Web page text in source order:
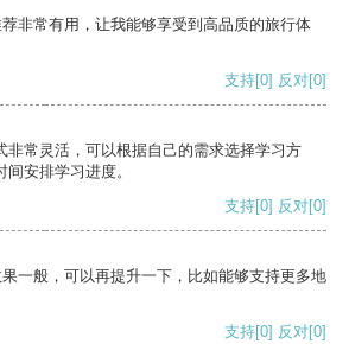
非常有用，让我能够享受到高品质的旅行体
支持[0] 反对[0]
非常灵活，可以根据自己的需求选择学习方
安排学习进度。
支持[0] 反对[0]
一般，可以再提升一下，比如能够支持更多地
支持[0] 反对[0]